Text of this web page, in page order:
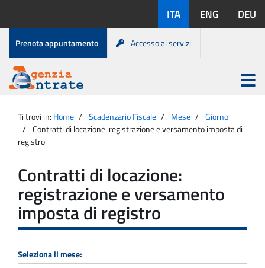
contenuto
disponibili:
ITA ENG DEU
Menu
di
servizio
Prenota appuntamento Accesso ai servizi
Agenzia
Entrate
Apri
menu
principale
Ti trovi in: Home Scadenzario Fiscale Mese
Giorno
Contratti di locazione: registrazione e versamento imposta di
registro
Contratti di locazione:
registrazione e versamento
imposta di registro
Seleziona il mese: